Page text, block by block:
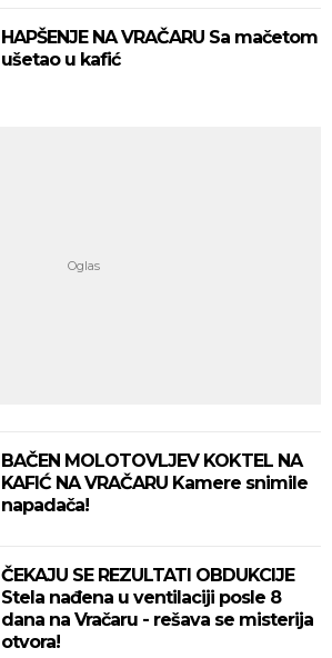
HAPŠENJE NA VRAČARU Sa mačetom
ušetao u kafić
BAČEN MOLOTOVLJEV KOKTEL NA
KAFIĆ NA VRAČARU Kamere snimile
napadača!
ČEKAJU SE REZULTATI OBDUKCIJE
Stela nađena u ventilaciji posle 8
dana na Vračaru - rešava se misterija
otvora!